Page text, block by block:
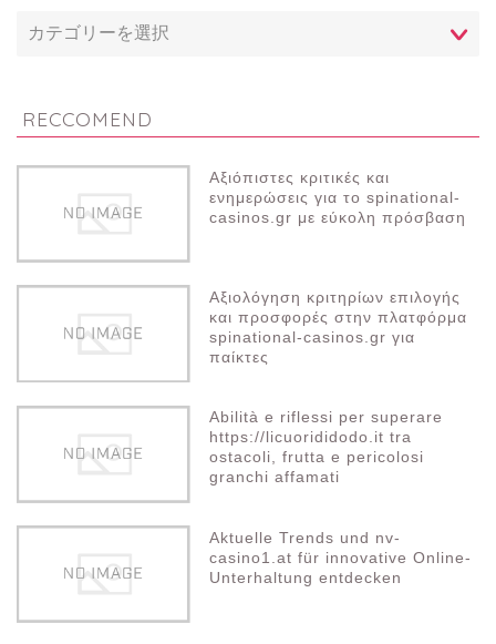
RECCOMEND
Αξιόπιστες κριτικές και
ενημερώσεις για το spinational-
casinos.gr με εύκολη πρόσβαση
Αξιολόγηση κριτηρίων επιλογής
και προσφορές στην πλατφόρμα
spinational-casinos.gr για
παίκτες
Abilità e riflessi per superare
https://licuorididodo.it tra
ostacoli, frutta e pericolosi
granchi affamati
Aktuelle Trends und nv-
casino1.at für innovative Online-
Unterhaltung entdecken